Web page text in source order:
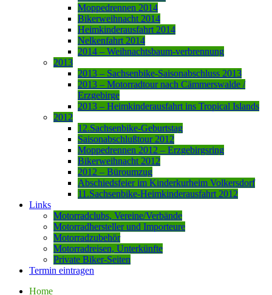
Moppedrennen 2014
Bikerweihnacht 2014
Heimkinderausfahrt 2014
Nelkenfahrt 2014
2014 – Weihnachtsbaum-verbrennung
2013
2013 – Sachsenbike-Saisonabschluss 2013
2013 – Motorradtour nach Cämmerswalde /
Erzgebirge
2013 – Heimkinderausfahrt ins Tropical Islands
2012
12.Sachsenbike-Geburtstag
Saisonabschlußtour 2012
Moppedrennen 2012 – Erzgebirgsring
Bikerweihnacht 2012
2012 – Büroumzug
Abschiedsfeier im Kinderkurheim Volkersdorf
11.Sachsenbike-Heimkinderausfahrt 2012
Links
Motorradclubs, Vereine/Verbände
Motorradhersteller und Importeure
Motorradzubehör
Motorradreisen, Unterkünfte
Private Biker-Seiten
Termin eintragen
Home